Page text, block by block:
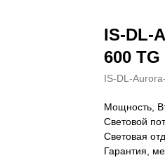
IS-DL-
600 TG
IS-DL-
Мощность,
Световой
Световая
Гарантия,